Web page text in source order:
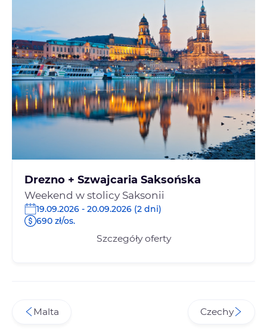
Drezno + Szwajcaria Saksońska
Weekend w stolicy Saksonii
19.09.2026 - 20.09.2026 (2 dni)
690 zł/os.
Szczegóły oferty
Malta Czechy